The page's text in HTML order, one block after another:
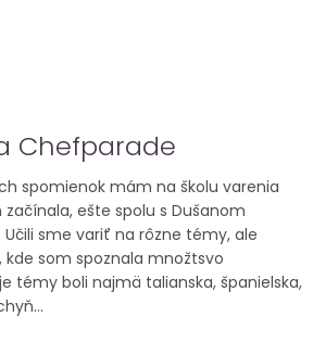
Chefparade
spomienok mám na školu varenia
ešte spolu s Dušanom
Učili sme variť na rôzne témy, ale
som spoznala množtsvo
témy boli najmä talianska, španielska,